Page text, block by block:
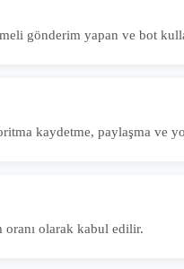
gönderim yapan ve bot
kaydetme, paylaşma
oranı olarak kabul edilir.